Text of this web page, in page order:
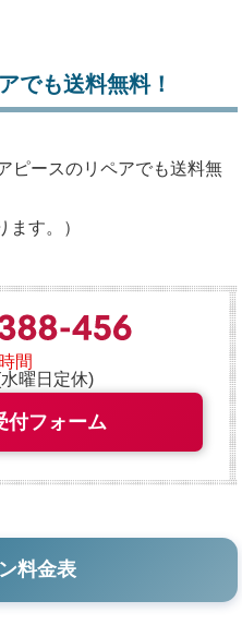
でも送料無料！
ピースのリペアでも送料無
ます。）
間
曜日定休)
付フォーム
料金表